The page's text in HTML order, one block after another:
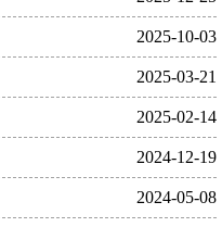
2025-10-03
2025-03-21
2025-02-14
2024-12-19
2024-05-08